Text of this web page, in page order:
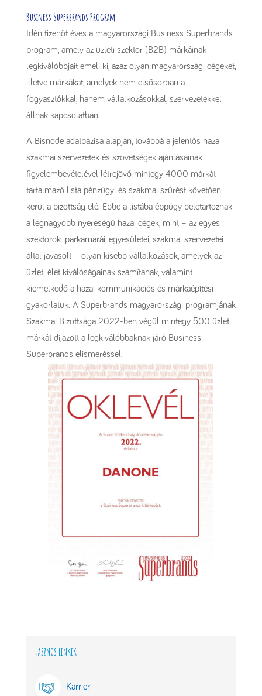
Business Superbrands Program
Idén tizenöt éves a magyarországi Business Superbrands
program, amely az üzleti szektor (B2B) márkáinak
legkiválóbbjait emeli ki, azaz olyan magyarországi cégeket,
illetve márkákat, amelyek nem elsősorban a
fogyasztókkal, hanem vállalkozásokkal, szervezetekkel
állnak kapcsolatban.
A Bisnode adatbázisa alapján, továbbá a jelentős hazai
szakmai szervezetek és szövetségek ajánlásainak
figyelembevételével létrejövő mintegy 4000 márkát
tartalmazó lista pénzügyi és szakmai szűrést követően
kerül a bizottság elé. Ebbe a listába éppúgy beletartoznak
a legnagyobb nyereségű hazai cégek, mint – az egyes
szektorok iparkamarái, egyesületei, szakmai szervezetei
által javasolt – olyan kisebb vállalkozások, amelyek az
üzleti élet kiválóságainak számítanak, valamint
kiemelkedő a hazai kommunikációs és márkaépítési
gyakorlatuk. A Superbrands magyarországi programjának
Szakmai Bizottsága 2022-ben végül mintegy 500 üzleti
márkát díjazott a legkiválóbbaknak járó Business
Superbrands elismeréssel.
HASZNOS LINKEK
Karrier